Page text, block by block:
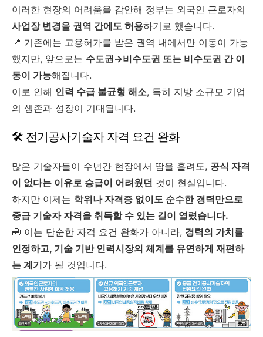
이러한 현장의 어려움을 감안해 정부는 외국인 근로자의
사업장 변경을 권역 간에도 허용하기로 했습니다.
📍 기존에는 고용허가를 받은 권역 내에서만 이동이 가능
했지만, 앞으로는 수도권→비수도권 또는 비수도권 간 이
동이 가능해집니다.
이로 인해 인력 수급 불균형 해소, 특히 지방 소규모 기업
의 생존과 성장이 기대됩니다.
🛠️ 전기공사기술자 자격 요건 완화
많은 기술자들이 수년간 현장에서 땀을 흘려도, 공식 자격
이 없다는 이유로 승급이 어려웠던 것이 현실입니다.
하지만 이제는 학위나 자격증 없이도 순수한 경력만으로
중급 기술자 자격을 취득할 수 있는 길이 열렸습니다.
🧰 이는 단순한 자격 요건 완화가 아니라, 경력의 가치를
인정하고, 기술 기반 인력시장의 체계를 유연하게 재편하
는 계기가 될 것입니다.